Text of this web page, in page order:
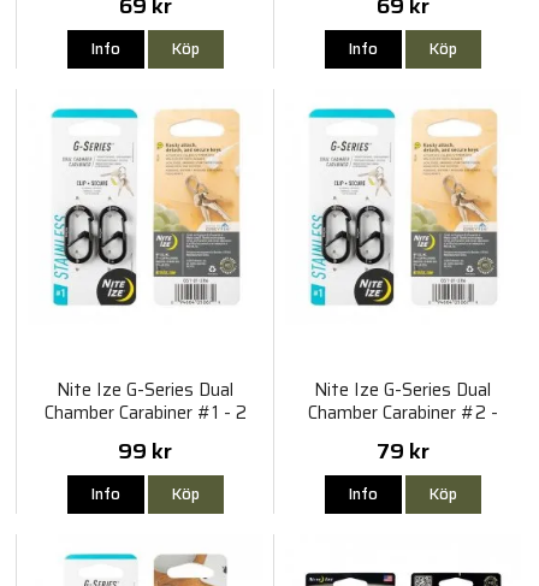
Info Köp Info Köp
Nite Ize G-Series Dual
Chamber Carabiner #1 - 2
Pack - Black
99 kr
Info Köp
Nite Ize G-Series Dual
Chamber Carabiner #2 -
Black
79 kr
Info Köp